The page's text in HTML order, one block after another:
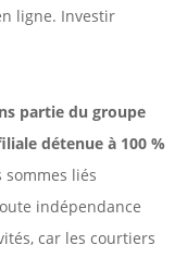
ligne. Investir
partie du groupe
détenue à 100 %
sommes liés
indépendance
car les courtiers